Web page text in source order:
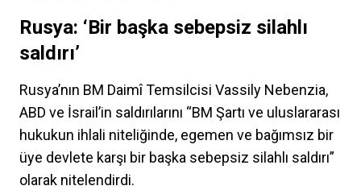
Rusya: ‘Bir başka sebepsiz silahlı
saldırı’
Rusya’nın BM Daimî Temsilcisi Vassily Nebenzia,
ABD ve İsrail’in saldırılarını “BM Şartı ve uluslararası
hukukun ihlali niteliğinde, egemen ve bağımsız bir
üye devlete karşı bir başka sebepsiz silahlı saldırı”
olarak nitelendirdi.